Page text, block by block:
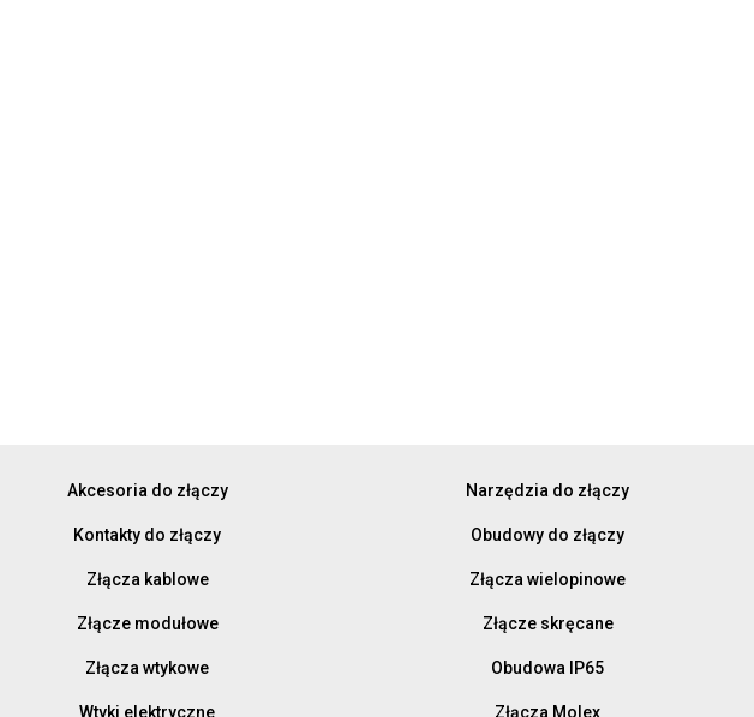
Akcesoria do złączy
Kontakty do złączy
Złącza kablowe
Złącze modułowe
Złącza wtykowe
Wtyki elektryczne
Narzędzia do złączy
Obudowy do złączy
Złącza wielopinowe
Złącze skręcane
Obudowa IP65
Złącza Molex